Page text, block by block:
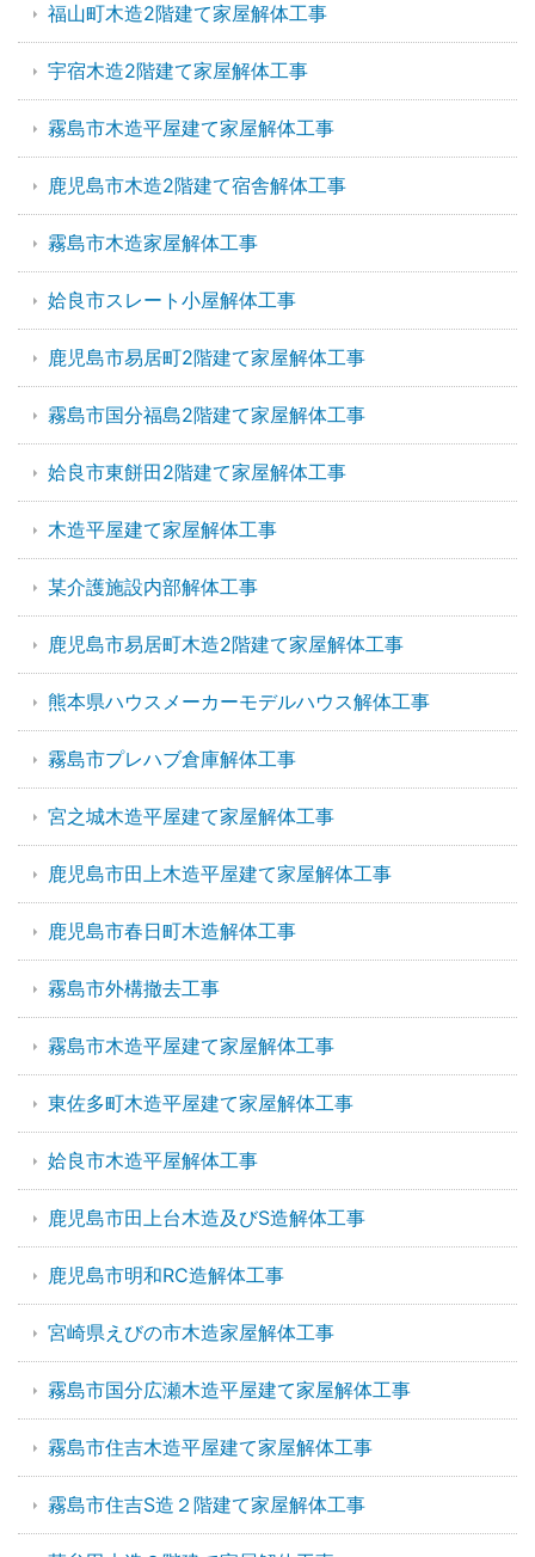
福山町木造2階建て家屋解体工事
宇宿木造2階建て家屋解体工事
霧島市木造平屋建て家屋解体工事
鹿児島市木造2階建て宿舎解体工事
霧島市木造家屋解体工事
姶良市スレート小屋解体工事
鹿児島市易居町2階建て家屋解体工事
霧島市国分福島2階建て家屋解体工事
姶良市東餅田2階建て家屋解体工事
木造平屋建て家屋解体工事
某介護施設内部解体工事
鹿児島市易居町木造2階建て家屋解体工事
熊本県ハウスメーカーモデルハウス解体工事
霧島市プレハブ倉庫解体工事
宮之城木造平屋建て家屋解体工事
鹿児島市田上木造平屋建て家屋解体工事
鹿児島市春日町木造解体工事
霧島市外構撤去工事
霧島市木造平屋建て家屋解体工事
東佐多町木造平屋建て家屋解体工事
姶良市木造平屋解体工事
鹿児島市田上台木造及びS造解体工事
鹿児島市明和RC造解体工事
宮崎県えびの市木造家屋解体工事
霧島市国分広瀬木造平屋建て家屋解体工事
霧島市住吉木造平屋建て家屋解体工事
霧島市住吉S造２階建て家屋解体工事